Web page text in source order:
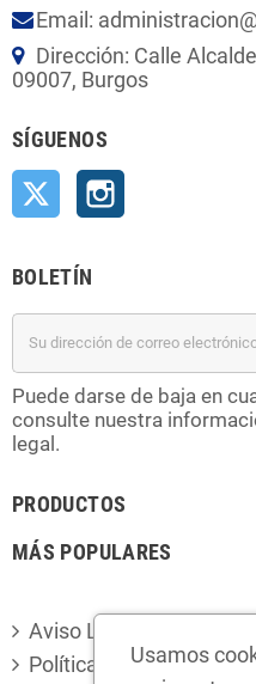
Email:
Dirección: Calle
09007, Burgos
SÍGUENOS
Twitter
BOLETÍN
Puede darse de baja en
consulte nuestra
legal.
PRODUCTOS
MÁS POPULARES
Aviso Legal
Política de privacidad
Usamos